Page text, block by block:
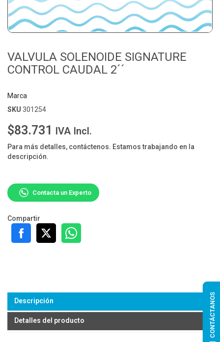
VALVULA SOLENOIDE SIGNATURE
CONTROL CAUDAL 2´´
Marca
SKU 301254
$83.731 IVA Incl.
Para más detalles, contáctenos. Estamos trabajando en la
descripción.
Contacta un Experto
Compartir
Descripción
Detalles del producto CONTÁCTANOS